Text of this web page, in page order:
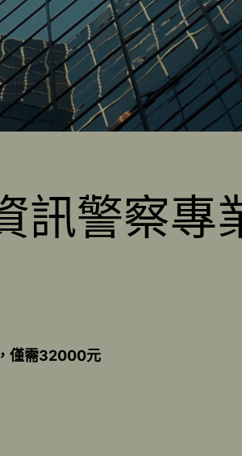
訊警察專
僅需32000元